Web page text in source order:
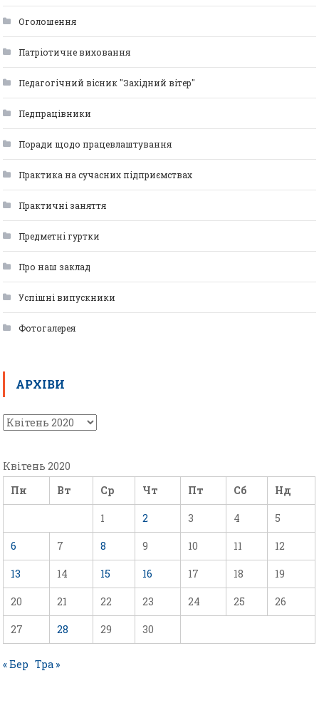
Оголошення
Патріотичне виховання
Педагогічний вісник "Західний вітер"
Педпрацівники
Поради щодо працевлаштування
Практика на сучасних підприємствах
Практичні заняття
Предметні гуртки
Про наш заклад
Успішні випускники
Фотогалерея
АРХІВИ
Квітень 2020
Пн
Вт Ср Чт Пт Сб Нд
1 2 3 4 5
6 7 8 9 10 11 12
13 14 15 16 17 18 19
20 21 22 23 24 25 26
27 28 29 30
« Бер Тра »